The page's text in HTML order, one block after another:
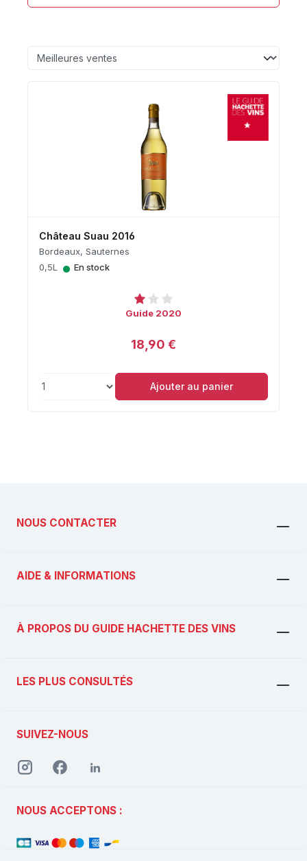
Château Suau 2016
Bordeaux, Sauternes
0,5L
• En stock
Guide 2020
18,90 €
Ajouter au panier
NOUS CONTACTER
AIDE & INFORMATIONS
À PROPOS DU GUIDE HACHETTE DES VINS
LES PLUS CONSULTÉS
SUIVEZ-NOUS
NOUS ACCEPTONS :